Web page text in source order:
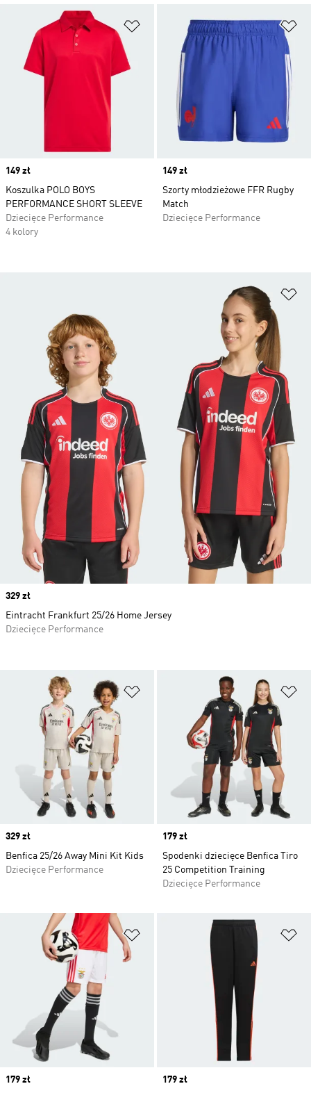
Dodaj do listy życzeń
Price
149 zł
Koszulka POLO BOYS
PERFORMANCE SHORT SLEEVE
Dziecięce Performance
4 kolory
Price
149 zł
Szorty młodzieżowe FFR Rugby
Match
Dziecięce Performance
Dodaj do listy życzeń
Price
329 zł
Benfica 25/26 Away Mini Kit Kids
Dziecięce Performance
Price
179 zł
Spodenki dziecięce Benfica Tiro
25 Competition Training
Dziecięce Performance
Dodaj do listy życzeń
Price
179 zł
Price
179 zł
Price
329 zł
Eintracht Frankfurt 25/26 Home Jersey
Dziecięce Performance